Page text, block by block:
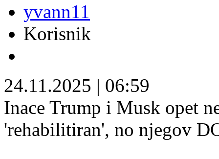
yvann11
Korisnik
24.11.2025 | 06:59
Inace Trump i Musk opet
'rehabilitiran', no njegov